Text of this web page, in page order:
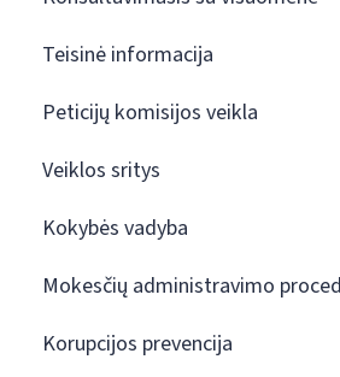
Teisinė informacija
Peticijų komisijos veikla
Veiklos sritys
Kokybės vadyba
Mokesčių administravimo
Korupcijos prevencija